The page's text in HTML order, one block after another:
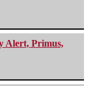
Alert, Primus,